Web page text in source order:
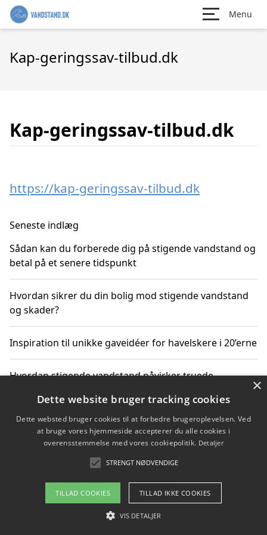
Menu
Kap-geringssav-tilbud.dk
Kap-geringssav-tilbud.dk
https://kap-geringssav-tilbud.dk
Seneste indlæg
Sådan kan du forberede dig på stigende vandstand og
betal på et senere tidspunkt
Hvordan sikrer du din bolig mod stigende vandstand
og skader?
Inspiration til unikke gaveidéer for havelskere i 20’erne
Hvordan stigende vandstand påvirker truede
Sådan vælger du de bedste vandrerygsække til
vandreture i Danmark
Copyright 2026 - Pilanto Aps
Om / kontakt
×
Dette website bruger tracking cookies
Dette websted bruger cookies til at forbedre brugeroplevelsen. Ved
at bruge vores hjemmeside accepterer du alle cookies i
overensstemmelse med vores cookiepolitik. Detaljer
STRENGT NØDVENDIGE
TILLAD COOKIES TILLAD IKKE COOKIES
VIS DETALJER